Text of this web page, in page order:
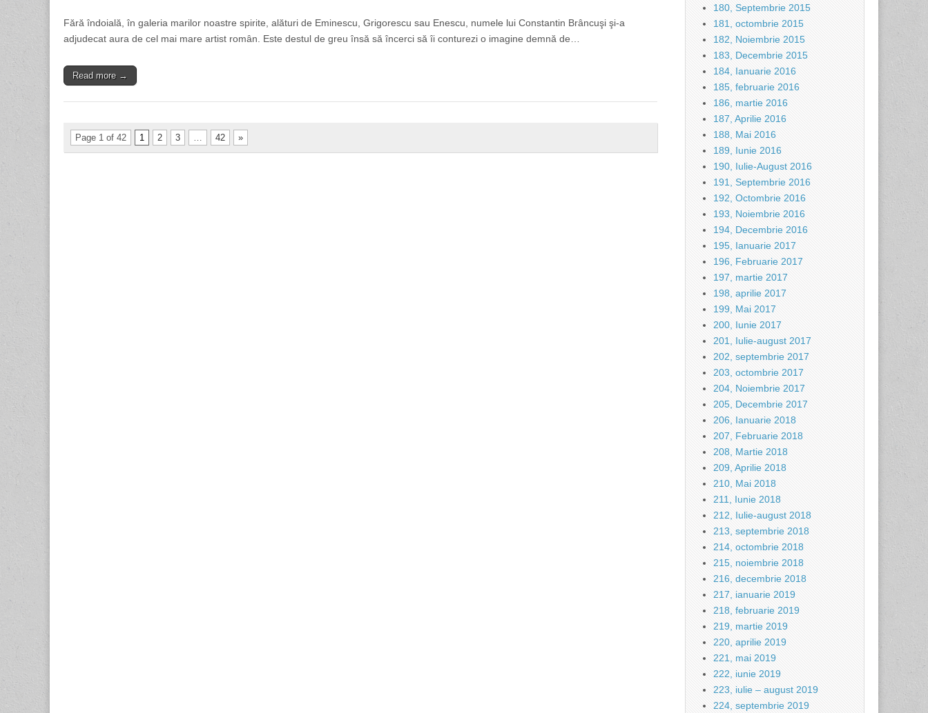
Fără îndoială, în galeria marilor noastre spirite, alături de Eminescu, Grigorescu sau Enescu, numele lui Constantin Brâncuşi şi-a
adjudecat aura de cel mai mare artist român. Este destul de greu însă să încerci să îi conturezi o imagine demnă de…
Read more →
Page 1 of 42 1 2 3 … 42 »
180, Septembrie 2015
181, octombrie 2015
182, Noiembrie 2015
183, Decembrie 2015
184, Ianuarie 2016
185, februarie 2016
186, martie 2016
187, Aprilie 2016
188, Mai 2016
189, Iunie 2016
190, Iulie-August 2016
191, Septembrie 2016
192, Octombrie 2016
193, Noiembrie 2016
194, Decembrie 2016
195, Ianuarie 2017
196, Februarie 2017
197, martie 2017
198, aprilie 2017
199, Mai 2017
200, Iunie 2017
201, Iulie-august 2017
202, septembrie 2017
203, octombrie 2017
204, Noiembrie 2017
205, Decembrie 2017
206, Ianuarie 2018
207, Februarie 2018
208, Martie 2018
209, Aprilie 2018
210, Mai 2018
211, Iunie 2018
212, Iulie-august 2018
213, septembrie 2018
214, octombrie 2018
215, noiembrie 2018
216, decembrie 2018
217, ianuarie 2019
218, februarie 2019
219, martie 2019
220, aprilie 2019
221, mai 2019
222, iunie 2019
223, iulie – august 2019
224, septembrie 2019